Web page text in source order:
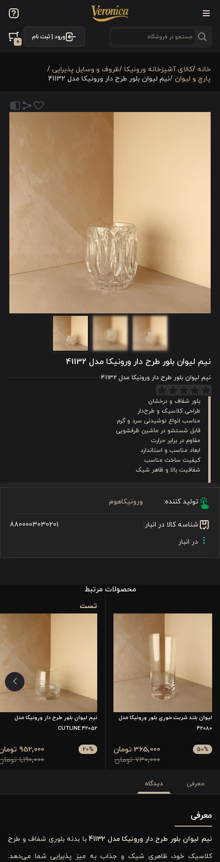
ورود | ثبت نام
0
خانه /كالای آشپزخانه ورونیکا /ظروف و وسایل پذیرایی /
پارچ و لیوان /نیم لیوان بلور طرح دار ورونیکا مدل 41132
نیم لیوان بلور طرح دار ورونیکا مدل 41132
نیم لیوان بلور طرح دار ورونیکا مدل 41132
بلور شفاف و درخشان
طراحی کلاسیک و طرح‌دار
مناسب انواع نوشیدنی سرد و گرم
قابل شستشو در ماشین ظرفشویی
مقاوم در برابر حرارت
ابعاد مناسب و استاندارد
کیفیت ساخت مناسب
شفافیت بالا و ظاهر شیک
تولید کننده: ورونیکاهوم
شناسه کالا در انبار:
8800003030201
در انبار
محصولات مرتبط
لیوان بلند شربت خوری بلور ورونیکا مدل
42080
50%
730٬000 تومان
365٬000 تومان
تست
نیم لیوان بلور طرح دار ورونیکا مدل
42052 CUTLINE
20%
1٬190٬000 تومان
952٬000 تومان
معرفی دیدگاه
معرفی
نیم لیوان بلور طرح دار ورونیکا مدل 41132
با بدنه بلوری شفاف و طرح
کلاسیک خود، ظاهری شیک و جذاب به میز پذیرایی شما می‌دهد.